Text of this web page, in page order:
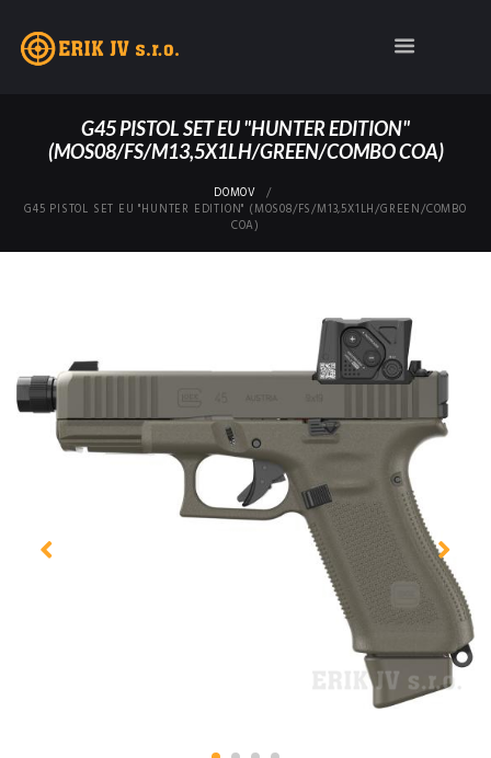
G45 PISTOL SET EU "HUNTER EDITION"
(MOS08/FS/M13,5X1LH/GREEN/COMBO COA)
DOMOV
G45 PISTOL SET EU "HUNTER EDITION" (MOS08/FS/M13,5X1LH/GREEN/COMBO
COA)